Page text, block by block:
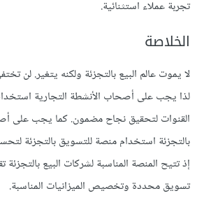
تجربة عملاء استثنائية.
الخلاصة
لا يموت عالم البيع بالتجزئة ولكنه يتغير. لن
لذا يجب على أصحاب الأنشطة التجارية
القنوات لتحقيق نجاح مضمون. كما يجب على
بالتجزئة استخدام منصة للتسويق بالتجزئة
إذ تتيح المنصة المناسبة لشركات البيع بالتجزئة
تسويق محددة وتخصيص الميزانيات المناسبة.